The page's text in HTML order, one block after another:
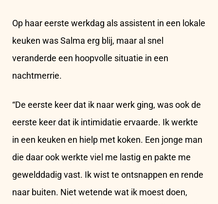
Op haar eerste werkdag als assistent in een lokale
keuken was Salma erg blij, maar al snel
veranderde een hoopvolle situatie in een
nachtmerrie.
“De eerste keer dat ik naar werk ging, was ook de
eerste keer dat ik intimidatie ervaarde. Ik werkte
in een keuken en hielp met koken. Een jonge man
die daar ook werkte viel me lastig en pakte me
gewelddadig vast. Ik wist te ontsnappen en rende
naar buiten. Niet wetende wat ik moest doen,